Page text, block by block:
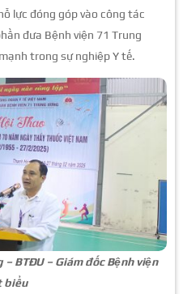
lực đóng góp vào công tác
đưa Bệnh viện 71 Trung
trong sự nghiệp Y tế.
– BTĐU – Giám đốc Bệnh viện
biểu